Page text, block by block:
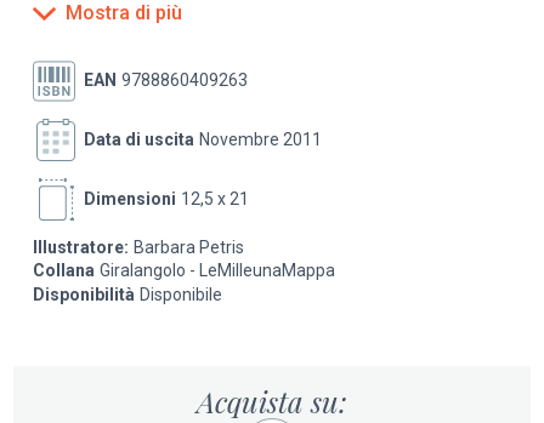
Mostra di più
EAN 9788860409263
Data di uscita Novembre 2011
Dimensioni 12,5 x 21
Illustratore: Barbara Petris
Collana Giralangolo - LeMilleunaMappa
Disponibilità Disponibile
Acquista su: